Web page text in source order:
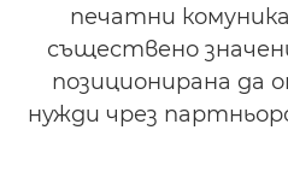
печатни
съществено
позиционирана да
нужди чрез